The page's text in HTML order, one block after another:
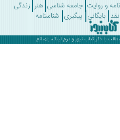
جامعه شناسی هنر زندگی
پیگیری شناسنامه
کتاب نیوز و درج لینک، بلامانع .